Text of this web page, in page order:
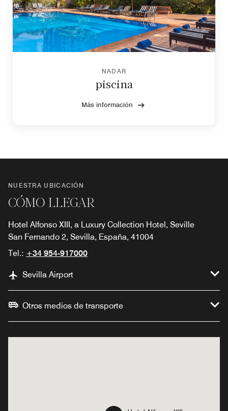
NADAR
piscina
Más información
NUESTRA UBICACIÓN
CÓMO LLEGAR
Hotel Alfonso XIII, a Luxury Collection Hotel, Seville
San Fernando 2, Sevilla, España, 41004
Tel.: +34 954-917000
Sevilla Airport
Otros medios de transporte